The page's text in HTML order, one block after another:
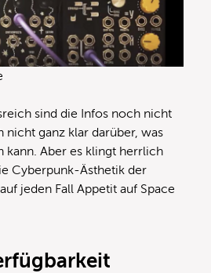
sind die Infos noch nicht
ganz klar darüber, was
kann. Aber es klingt herrlich
Cyberpunk-Ästhetik der
jeden Fall Appetit auf Space